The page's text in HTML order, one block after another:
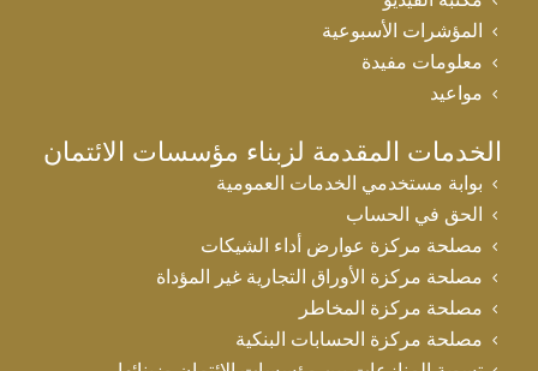
المؤشرات الأسبوعية
معلومات مفيدة
مواعيد
الخدمات المقدمة لزبناء مؤسسات الائتمان
بوابة مستخدمي الخدمات العمومية
الحق في الحساب
مصلحة مركزة عوارض أداء الشيكات
مصلحة مركزة الأوراق التجارية غير المؤداة
مصلحة مركزة المخاطر
مصلحة مركزة الحسابات البنكية